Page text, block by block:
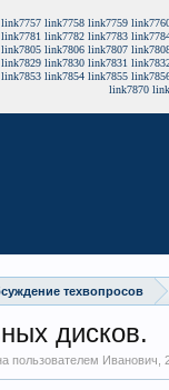
link7757 link7758 link7759
link7781 link7782 link7783
link7805 link7806 link7807
link7829 link7830 link7831
link7853 link7854 link7855
link7870
техвопросов
дисков.
пользователем Иванович,